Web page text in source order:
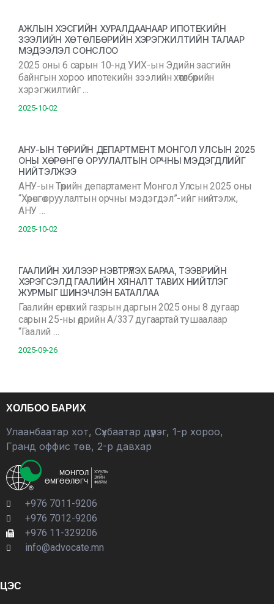
АЖЛЫН ХЭСГИЙН ХУРАЛДААНААР ИПОТЕКИЙН
ЗЭЭЛИЙН ХӨТӨЛБӨРИЙН ХЭРЭГЖИЛТИЙН ТАЛААР
МЭДЭЭЛЭЛ СОНСЛОО
2025 оны 6 сарын 10-нд УИХ-ын Эдийн засгийн
байнгын хороо ипотекийн зээлийн хөтөлбөрийн
хэрэгжилтийг …
2025-10-02
АНУ-ЫН ТӨРИЙН ДЕПАРТМЕНТ МОНГОЛ УЛСЫН 2025
ОНЫ ХӨРӨНГӨ ОРУУЛАЛТЫН ОРЧНЫ МЭДЭГДЛИЙГ
НИЙТЭЛЖЭЭ
АНУ-ын Төрийн департамент Монгол Улсын 2025 оны
“Хөрөнгө оруулалтын орчны мэдэгдэл”-ийг нийтэлж,
АНУ …
2025-10-02
ГААЛИЙН ХИЛЭЭР НЭВТРҮҮЛЭХ БАРАА, ТЭЭВРИЙН
ХЭРЭГСЭЛД ГААЛИЙН ХЯНАЛТ ТАВИХ НИЙТЛЭГ
ЖУРМЫГ ШИНЭЧЛЭН БАТАЛЛАА
Гаалийн ерөнхий газрын даргын 2025 оны 8 дугаар
сарын 25-ны өдрийн А/337 дугаартай тушаалаар
“Гаалий …
2025-09-26
ХОЛБОО БАРИХ
Улаанбаатар хот, Сүхбаатар дүүрэг, 1-р хороо,
Гранд оффис төв, 2-р давхар
+976 7011-9206
+976 7012-9206
+976 11-329206
info@advocate.mn
ЦЭС